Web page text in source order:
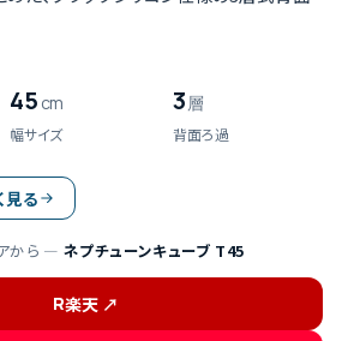
楽天店で購入
Yahoo!店
45 cm
幅サイズ
3層
背面ろ過
見る
から — ネプチューンキューブ T45
R楽天 ↗